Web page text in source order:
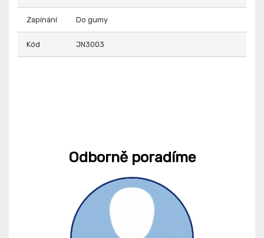
Zapínání Do gumy
Kód JN3003
Odborně poradíme